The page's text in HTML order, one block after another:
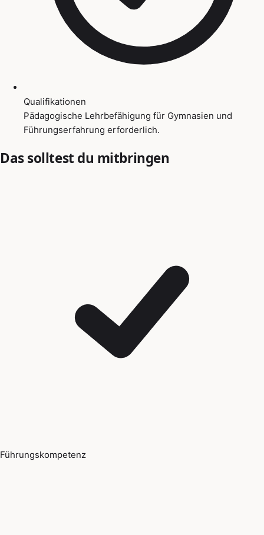
Qualifikationen
Pädagogische Lehrbefähigung für Gymnasien und
Führungserfahrung erforderlich.
Das solltest du mitbringen
Führungskompetenz